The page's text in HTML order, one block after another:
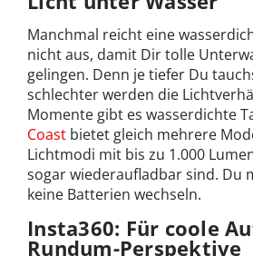
Manchmal reicht eine
nicht aus, damit Dir tolle
gelingen. Denn je tiefer Du
schlechter werden die
Momente gibt es wasserdichte
Coast bietet gleich mehrere
Lichtmodi mit bis zu 1.000
sogar wiederaufladbar sind. Du
keine Batterien wechseln.
Insta360: Für coole
Rundum-Perspektive